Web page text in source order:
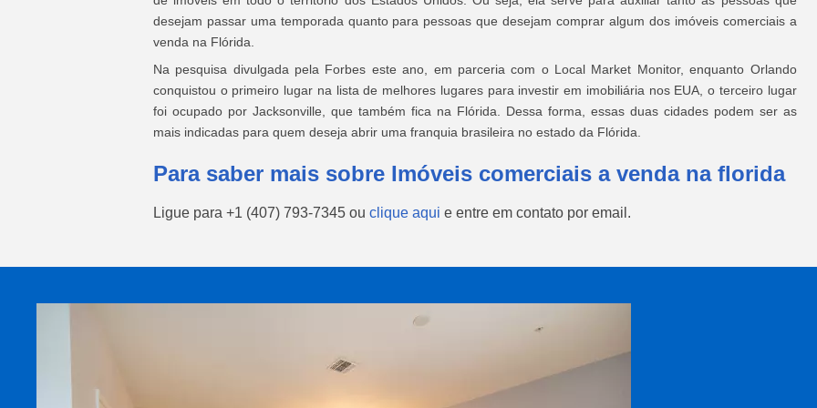
desejam passar uma temporada quanto para pessoas que desejam comprar algum dos imóveis comerciais a
venda na Flórida.
Na pesquisa divulgada pela Forbes este ano, em parceria com o Local Market Monitor, enquanto Orlando
conquistou o primeiro lugar na lista de melhores lugares para investir em imobiliária nos EUA, o terceiro lugar
foi ocupado por Jacksonville, que também fica na Flórida. Dessa forma, essas duas cidades podem ser as
mais indicadas para quem deseja abrir uma franquia brasileira no estado da Flórida.
Para saber mais sobre Imóveis comerciais a venda na florida
Ligue para +1 (407) 793-7345 ou clique aqui e entre em contato por email.